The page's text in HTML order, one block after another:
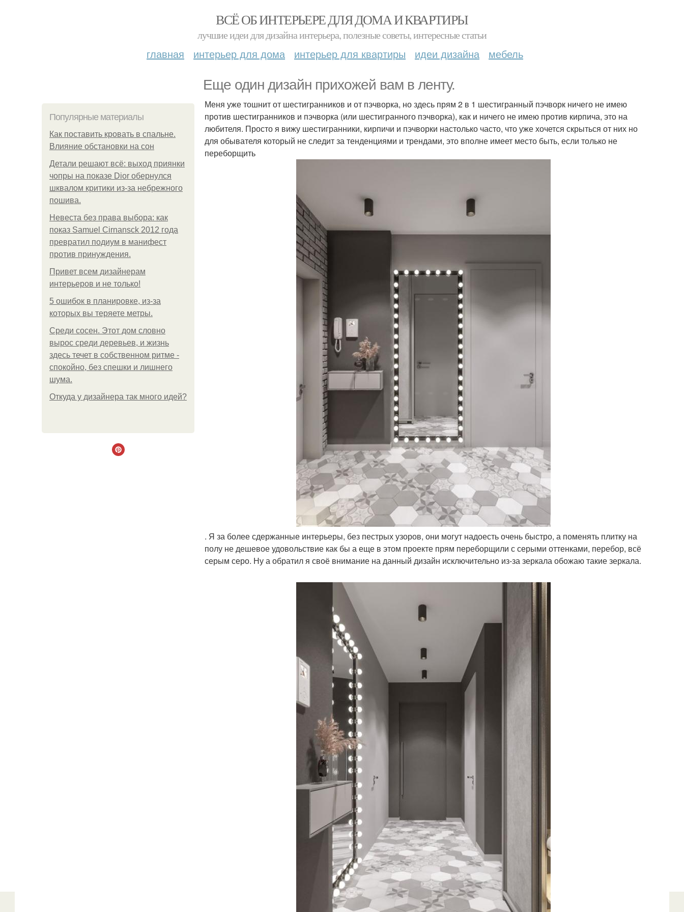
ВСЁ ОБ ИНТЕРЬЕРЕ ДЛЯ ДОМА И КВАРТИРЫ
лучшие идеи для дизайна интерьера, полезные советы, интересные статьи
главная интерьер для дома интерьер для квартиры идеи дизайна мебель
Еще один дизайн прихожей вам в ленту.
Популярные материалы
Как поставить кровать в спальне.
Влияние обстановки на сон
Детали решают всё: выход приянки
чопры на показе Dior обернулся
шквалом критики из-за небрежного
пошива.
Невеста без права выбора: как
показ Samuel Cirnansck 2012 года
превратил подиум в манифест
против принуждения.
Привет всем дизайнерам
интерьеров и не только!
5 ошибок в планировке, из-за
которых вы теряете метры.
Среди сосен. Этот дом словно
вырос среди деревьев, и жизнь
здесь течет в собственном ритме -
спокойно, без спешки и лишнего
шума.
Откуда у дизайнера так много идей?
Меня уже тошнит от шестигранников и от пэчворка, но здесь прям 2 в 1 шестигранный пэчворк ничего не имею
против шестигранников и пэчворка (или шестигранного пэчворка), как и ничего не имею против кирпича, это на
любителя. Просто я вижу шестигранники, кирпичи и пэчворки настолько часто, что уже хочется скрыться от них но
для обывателя который не следит за тенденциями и трендами, это вполне имеет место быть, если только не
переборщить
. Я за более сдержанные интерьеры, без пестрых узоров, они могут надоесть очень быстро, а поменять плитку на
полу не дешевое удовольствие как бы а еще в этом проекте прям переборщили с серыми оттенками, перебор, всё
серым серо. Ну а обратил я своё внимание на данный дизайн исключительно из-за зеркала обожаю такие зеркала.